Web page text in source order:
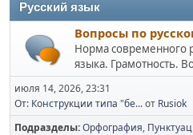
Русский язык
Вопросы по
Норма современного
языка. Грамотность.
июля 14, 2026, 23:31
От: Конструкции типа "бе...от Rusiok
Подразделы Орфография